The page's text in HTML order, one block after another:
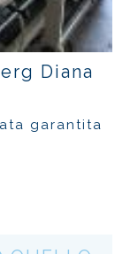
Diana
garantita